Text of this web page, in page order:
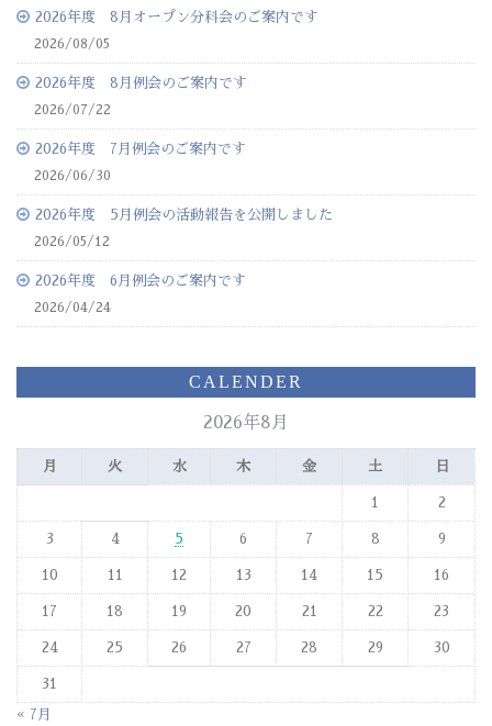
2026年度 8月オープン分科会のご案内です
2026/08/05
2026年度 8月例会のご案内です
2026/07/22
2026年度 7月例会のご案内です
2026/06/30
2026年度 5月例会の活動報告を公開しました
2026/05/12
2026年度 6月例会のご案内です
2026/04/24
CALENDER
2026年8月
月 火 水 木 金 土 日
1 2
3 4 5 6 7 8 9
10 11 12 13 14 15 16
17 18 19 20 21 22 23
24 25 26 27 28 29 30
31
« 7月